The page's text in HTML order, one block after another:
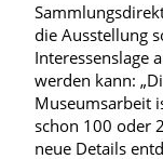
die Ausstellung
Interessenslage
werden kann:
Museumsarbeit
schon 100 oder
neue Details